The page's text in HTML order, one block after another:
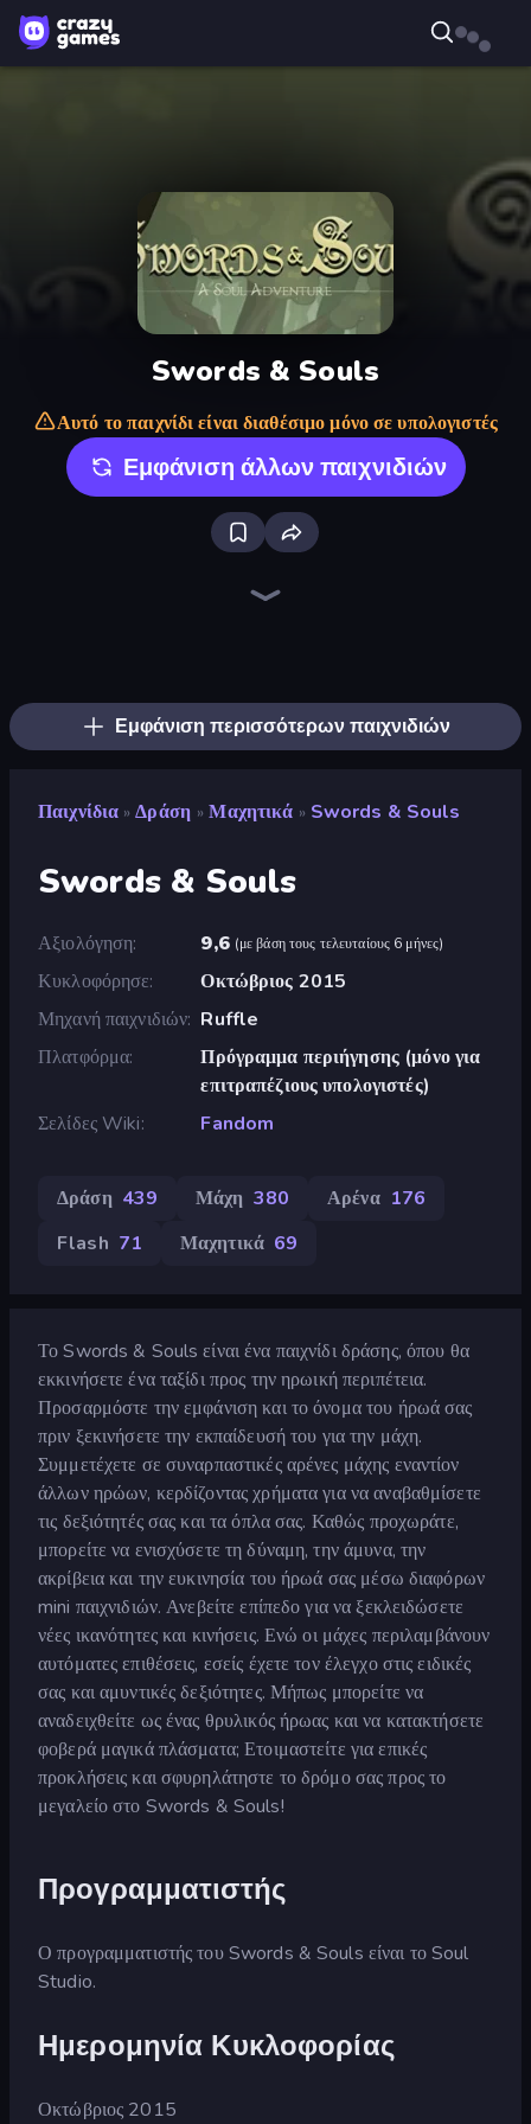
Swords & Souls
Αυτό το παιχνίδι είναι διαθέσιμο μόνο σε υπολογιστές
Εμφάνιση άλλων παιχνιδιών
Εμφάνιση περισσότερων παιχνιδιών
Παιχνίδια » Δράση » Μαχητικά » Swords & Souls
Swords & Souls
Αξιολόγηση 9,6 (με βάση τους τελευταίους 6 μήνες)
Κυκλοφόρησε
Οκτώβριος 2015
Μηχανή παιχνιδιών Ruffle
Πλατφόρμα
Πρόγραμμα περιήγησης (μόνο για
επιτραπέζιους υπολογιστές)
Σελίδες Wiki
Fandom
Δράση 439 Μάχη 380 Αρένα 176
Flash 71 Μαχητικά 69
Το Swords & Souls είναι ένα παιχνίδι δράσης, όπου θα
εκκινήσετε ένα ταξίδι προς την ηρωική περιπέτεια.
Προσαρμόστε την εμφάνιση και το όνομα του ήρωά σας
πριν ξεκινήσετε την εκπαίδευσή του για την μάχη.
Συμμετέχετε σε συναρπαστικές αρένες μάχης εναντίον
άλλων ηρώων, κερδίζοντας χρήματα για να αναβαθμίσετε
τις δεξιότητές σας και τα όπλα σας. Καθώς προχωράτε,
μπορείτε να ενισχύσετε τη δύναμη, την άμυνα, την
ακρίβεια και την ευκινησία του ήρωά σας μέσω διαφόρων
mini παιχνιδιών. Ανεβείτε επίπεδο για να ξεκλειδώσετε
νέες ικανότητες και κινήσεις. Ενώ οι μάχες περιλαμβάνουν
αυτόματες επιθέσεις, εσείς έχετε τον έλεγχο στις ειδικές
σας και αμυντικές δεξιότητες. Μήπως μπορείτε να
αναδειχθείτε ως ένας θρυλικός ήρωας και να κατακτήσετε
φοβερά μαγικά πλάσματα; Ετοιμαστείτε για επικές
προκλήσεις και σφυρηλάτηστε το δρόμο σας προς το
μεγαλείο στο Swords & Souls!
Προγραμματιστής
Ο προγραμματιστής του Swords & Souls είναι το Soul
Studio.
Ημερομηνία Κυκλοφορίας
Οκτώβριος 2015